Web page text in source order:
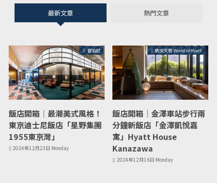
最新文章 熱門文章
宿泊記
飯店開箱｜最潮美式風格！
東京迪士尼飯店「星野集團
1955東京灣」
2024年12月23日 Monday
凱悅天地 World of Hyatt
飯店開箱｜金澤車站步行兩
分鐘新飯店「金澤凱悅嘉
寓」Hyatt House
Kanazawa
2024年12月16日 Monday